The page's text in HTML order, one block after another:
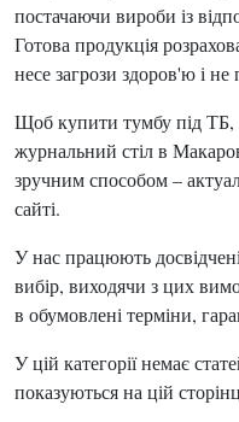
постачаючи вироби із
Готова продукція
несе загрози здоров'ю і не
Щоб купити тумбу під
журнальний стіл в
зручним способом –
сайті.
У нас працюють
вибір, виходячи з цих
в обумовлені терміни,
У цій категорії немає
показуються на цій